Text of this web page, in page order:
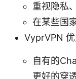
重视隐私
在某些国
VyprVPN
自有的
更好的穿